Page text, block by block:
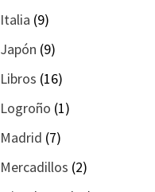
Italia (9)
Japón (9)
Libros (16)
Logroño (1)
Madrid (7)
Mercadillos (2)